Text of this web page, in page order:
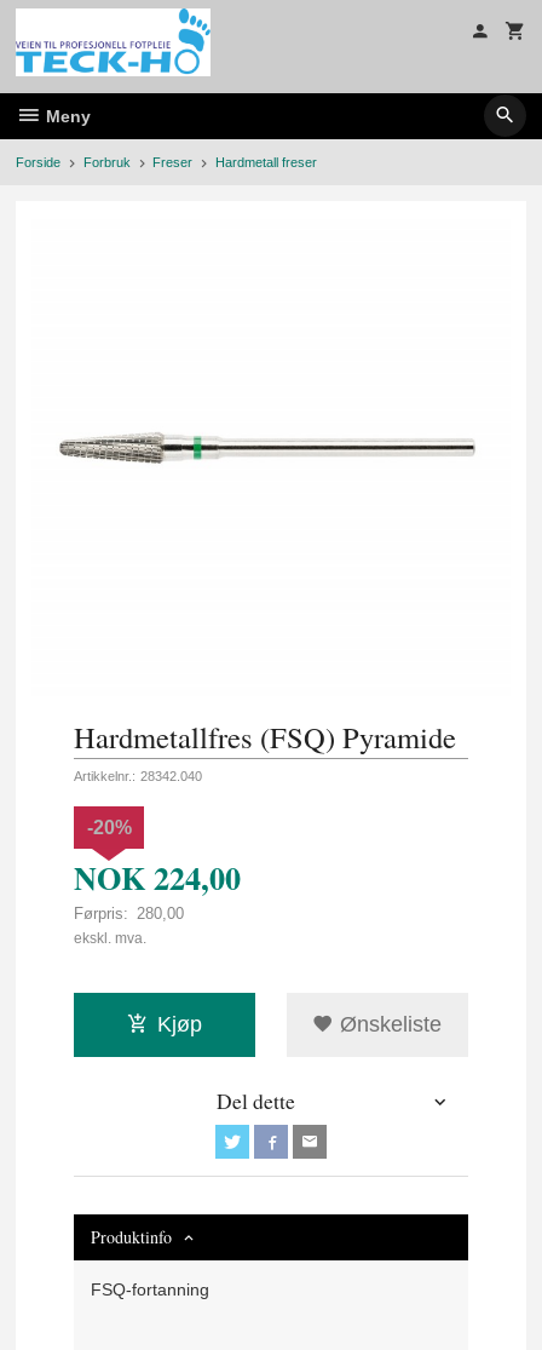
Gå
innholdet
Meny
Forside Forbruk Freser Hardmetall freser
Hardmetallfres (FSQ) Pyramide
Artikkelnr.: 28342.040
NOK224,00
Førpris: 280,00
Rabatt
-20%
ekskl. mva.
Kjøp Ønskeliste
Del dette
Produktinfo
FSQ-fortanning